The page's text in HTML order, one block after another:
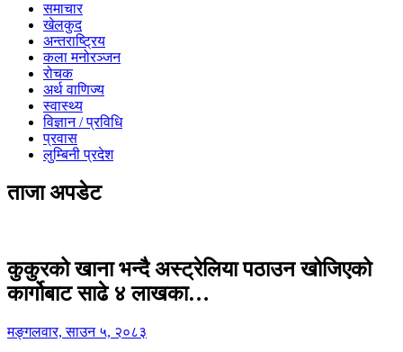
समाचार
खेलकुद
अन्तराष्ट्रिय
कला मनोरञ्जन
रोचक
अर्थ वाणिज्य
स्वास्थ्य
विज्ञान / प्रविधि
प्रवास
लुम्बिनी प्रदेश
ताजा अपडेट
कुकुरको खाना भन्दै अस्ट्रेलिया पठाउन खोजिएको
कार्गोबाट साढे ४ लाखका…
मङ्गलवार, साउन ५, २०८३